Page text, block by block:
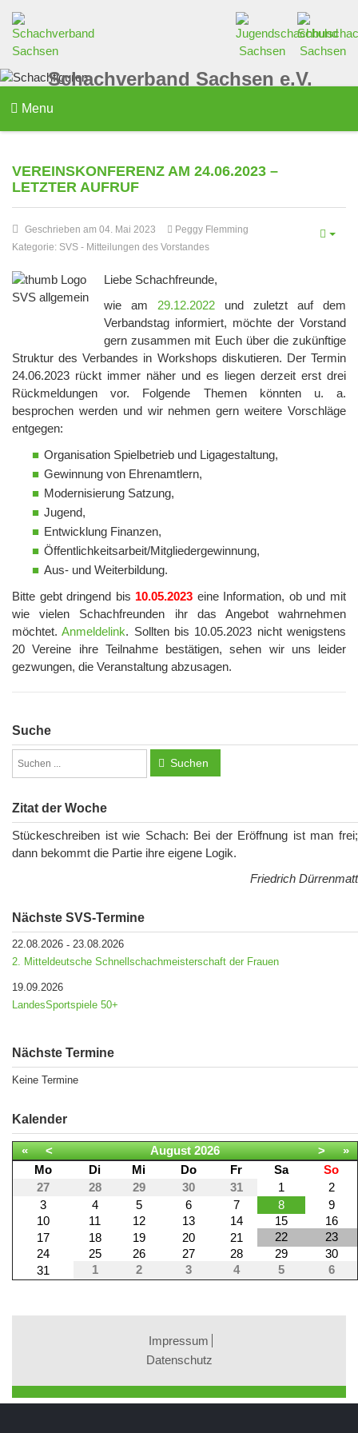
Schachverband Sachsen e.V.
Menu
VEREINSKONFERENZ AM 24.06.2023 –
LETZTER AUFRUF
Geschrieben am 04. Mai 2023
Peggy Flemming
Kategorie: SVS - Mitteilungen des Vorstandes
Liebe Schachfreunde,
wie am 29.12.2022 und zuletzt auf dem
Verbandstag informiert, möchte der Vorstand
gern zusammen mit Euch über die zukünftige
Struktur des Verbandes in Workshops diskutieren. Der Termin
24.06.2023 rückt immer näher und es liegen derzeit erst drei
Rückmeldungen vor. Folgende Themen könnten u. a.
besprochen werden und wir nehmen gern weitere Vorschläge
entgegen:
Organisation Spielbetrieb und Ligagestaltung,
Gewinnung von Ehrenamtlern,
Modernisierung Satzung,
Jugend,
Entwicklung Finanzen,
Öffentlichkeitsarbeit/Mitgliedergewinnung,
Aus- und Weiterbildung.
Bitte gebt dringend bis 10.05.2023 eine Information, ob und mit
wie vielen Schachfreunden ihr das Angebot wahrnehmen
möchtet.Anmeldelink. Sollten bis 10.05.2023 nicht wenigstens
20 Vereine ihre Teilnahme bestätigen, sehen wir uns leider
gezwungen, die Veranstaltung abzusagen.
Suche
Suchen
Zitat der Woche
Stückeschreiben ist wie Schach: Bei der Eröffnung ist man frei;
dann bekommt die Partie ihre eigene Logik.
Friedrich Dürrenmatt
Nächste SVS-Termine
22.08.2026 - 23.08.2026
2. Mitteldeutsche Schnellschachmeisterschaft der Frauen
19.09.2026
LandesSportspiele 50+
Nächste Termine
Keine Termine
Kalender
« < August 2026 >
»
Mo
Di Mi Do Fr Sa
So
27
28 29 30 31 1
2
3
4 5 6 7 8
9
10
11 12 13 14 15
16
17
18 19 20 21 22
23
24
25 26 27 28 29
30
31
1 2 3 4 5 6
Impressum
Datenschutz